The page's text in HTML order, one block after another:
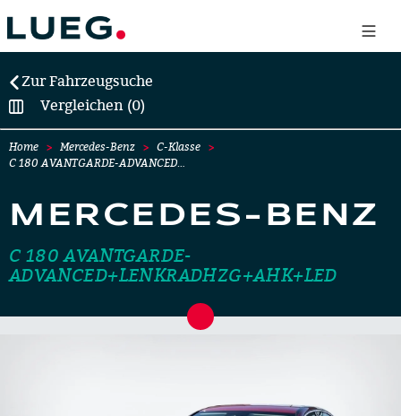
Zur Fahrzeugsuche
Vergleichen (0)
Home Mercedes-Benz
C-Klasse
C 180 AVANTGARDE-ADVANCED…
MERCEDES-BENZ
C 180 AVANTGARDE-
ADVANCED+LENKRADHZG+AHK+LED